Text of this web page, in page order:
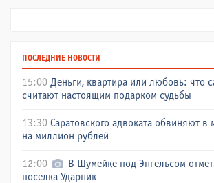
ПОСЛЕДНИЕ НОВОСТИ
15:00 Деньги, квартира или любовь: что
считают настоящим подарком судьбы
13:30 Саратовского адвоката обвиняют в
на миллион рублей
12:00
В Шумейке под Энгельсом
поселка Ударник